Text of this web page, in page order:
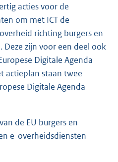
acties voor de
om met ICT de
richting burgers en
zijn voor een deel ook
Digitale Agenda
actieplan staan twee
Digitale Agenda
de EU burgers en
e-overheidsdiensten